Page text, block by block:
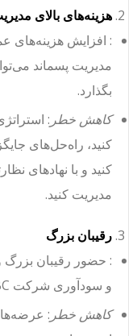
هزینه‌های بالای
: افزایش هزینه‌های
مدیریت پسماند
بگذارد.
کاهش خطر:
کنید، راه‌حل‌های
کنید و با نهادهای
مدیریت کنید.
رقیبان بزرگ
: حضور رقیبان بزرگ و
و سودآوری شرکت ABC ایجاد می‌کند.
کاهش خطر: عرضه‌های